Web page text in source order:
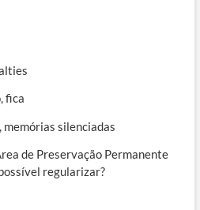
fica
memórias silenciadas
de Preservação Permanente
regularizar?